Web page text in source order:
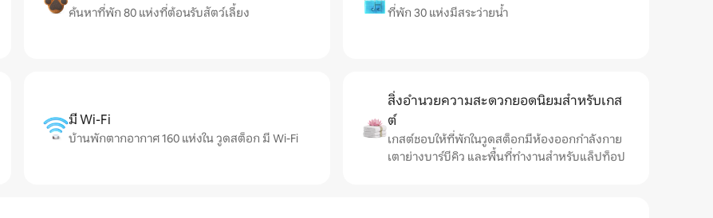
ค้นหาที่พัก 80 แห่งที่ต้อนรับสัตว์เลี้ยง ที่พัก 30 แห่งมีสระว่ายน้ำ
มี Wi-Fi
บ้านพักตากอากาศ 160 แห่งใน วูดสต็อก มี Wi-Fi
สิ่งอำนวยความสะดวกยอดนิยมสำหรับเกส
ต์
เกสต์ชอบให้ที่พักในวูดสต็อกมีห้องออกกำลังกาย
เตาย่างบาร์บีคิว และพื้นที่ทำงานสำหรับแล็ปท็อป